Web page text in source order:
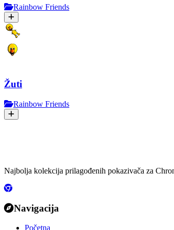
Rainbow Friends
Žuti
Rainbow Friends
Najbolja kolekcija prilagođenih pokazivača za
Navigacija
Početna